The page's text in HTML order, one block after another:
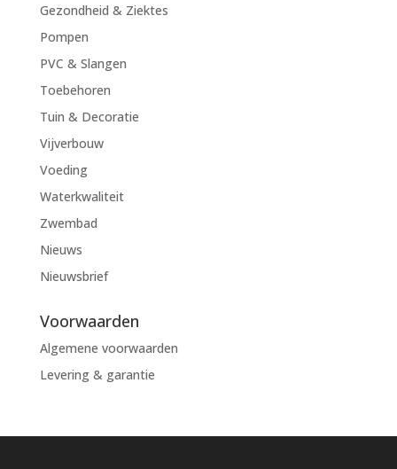
Gezondheid & Ziektes
Pompen
PVC & Slangen
Toebehoren
Tuin & Decoratie
Vijverbouw
Voeding
Waterkwaliteit
Zwembad
Nieuws
Nieuwsbrief
Voorwaarden
Algemene voorwaarden
Levering & garantie